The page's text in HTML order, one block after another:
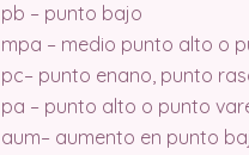
pb – punto bajo
mpa – medio punto alto o
pc– punto enano, punto
pa – punto alto o punto
aum– aumento en punto